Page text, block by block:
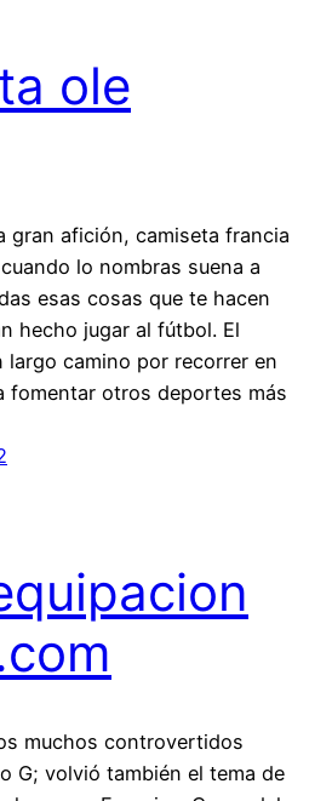
ole
gran afición, camiseta francia
lo nombras suena a
esas cosas que te hacen
hecho jugar al fútbol. El
largo camino por recorrer en
fomentar otros deportes más
muchos controvertidos
G; volvió también el tema de